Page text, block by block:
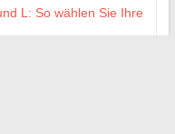
L: So wählen Sie Ihre